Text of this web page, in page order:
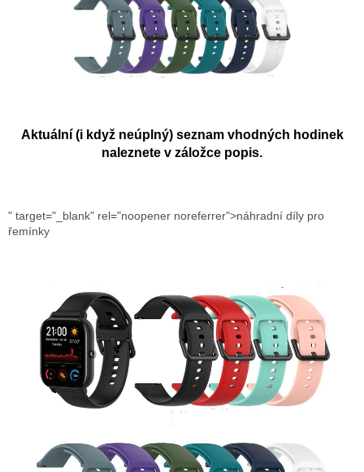
Aktuální (i když neúplný) seznam vhodných hodinek
naleznete v záložce popis.
" target="_blank" rel="noopener noreferrer">náhradní díly pro
řemínky